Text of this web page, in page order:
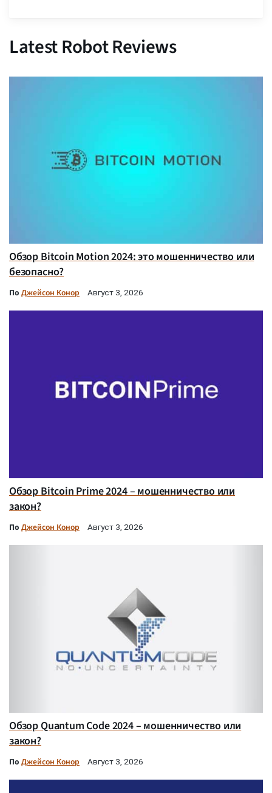
Latest Robot Reviews
Обзор Bitcoin Motion 2024: это мошенничество или
безопасно?
По Джейсон Конор Август 3, 2026
Обзор Bitcoin Prime 2024 – мошенничество или
закон?
По Джейсон Конор Август 3, 2026
Обзор Quantum Code 2024 – мошенничество или
закон?
По Джейсон Конор Август 3, 2026